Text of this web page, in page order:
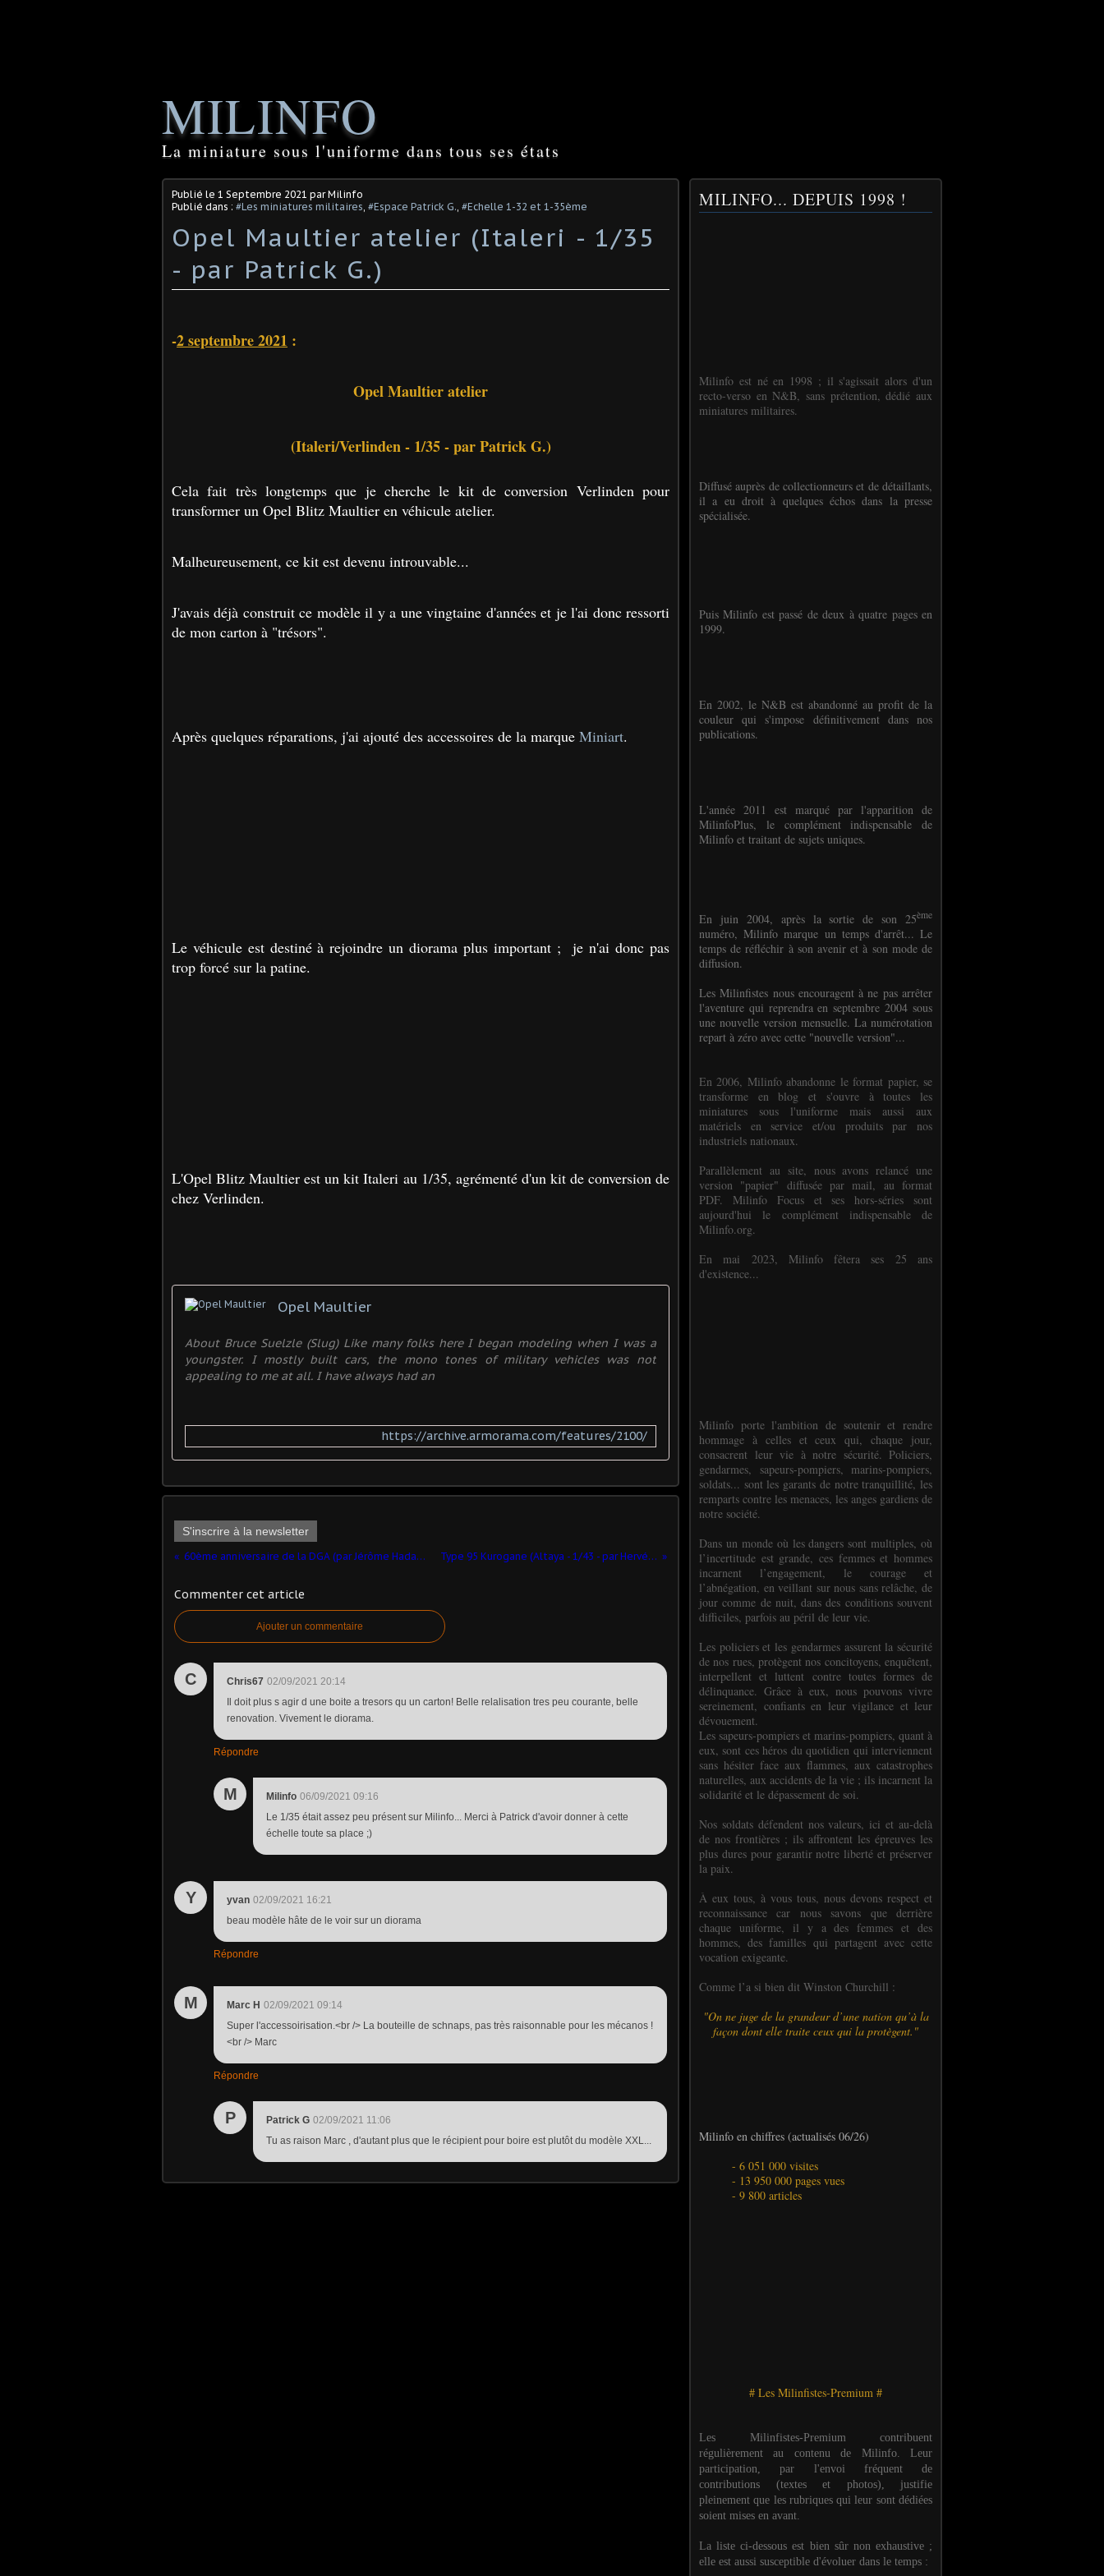
MILINFO
La miniature sous l'uniforme dans tous ses états
Publié le 1 Septembre 2021 par Milinfo
Publié dans : #Les miniatures militaires, #Espace Patrick G., #Echelle 1-32 et 1-35ème
Opel Maultier atelier (Italeri - 1/35
- par Patrick G.) ​
-2 septembre 2021 :
Opel Maultier atelier
(Italeri/Verlinden - 1/35 - par Patrick G.)
Cela fait très longtemps que je cherche le kit de conversion Verlinden pour
transformer un Opel Blitz Maultier en véhicule atelier.
Malheureusement, ce kit est devenu introuvable...
J'avais déjà construit ce modèle il y a une vingtaine d'années et je l'ai donc ressorti
de mon carton à "trésors".
Après quelques réparations, j'ai ajouté des accessoires de la marque Miniart.
Le véhicule est destiné à rejoindre un diorama plus important ; je n'ai donc pas
trop forcé sur la patine.
L'Opel Blitz Maultier est un kit Italeri au 1/35, agrémenté d'un kit de conversion de
chez Verlinden.
Opel Maultier
About Bruce Suelzle (Slug) Like many folks here I began modeling when I was a
youngster. I mostly built cars, the mono tones of military vehicles was not
appealing to me at all. I have always had an
https://archive.armorama.com/features/2100/
S'inscrire à la newsletter
60ème anniversaire de la DGA (par Jérôme Hadacek) ​ Type 95 Kurogane (Altaya - 1/43 - par Hervé C.) ​
Commenter cet article
Ajouter un commentaire
C Chris67 02/09/2021 20:14
Il doit plus s agir d une boite a tresors qu un carton! Belle relalisation tres peu courante, belle
renovation. Vivement le diorama.
Répondre
M Milinfo 06/09/2021 09:16
Le 1/35 était assez peu présent sur Milinfo... Merci à Patrick d'avoir donner à cette
échelle toute sa place ;)
Y yvan 02/09/2021 16:21
beau modèle hâte de le voir sur un diorama
Répondre
M Marc H 02/09/2021 09:14
Super l'accessoirisation.<br /> La bouteille de schnaps, pas très raisonnable pour les mécanos !
<br /> Marc
Répondre
P Patrick G 02/09/2021 11:06
Tu as raison Marc , d'autant plus que le récipient pour boire est plutôt du modèle XXL...
MILINFO... DEPUIS 1998 !
Milinfo est né en 1998 ; il s'agissait alors d'un
recto-verso en N&B, sans prétention, dédié aux
miniatures militaires.
Diffusé auprès de collectionneurs et de détaillants,
il a eu droit à quelques échos dans la presse
spécialisée.
Puis Milinfo est passé de deux à quatre pages en
1999.
En 2002, le N&B est abandonné au profit de la
couleur qui s'impose définitivement dans nos
publications.
L'année 2011 est marqué par l'apparition de
MilinfoPlus, le complément indispensable de
Milinfo et traitant de sujets uniques.
En juin 2004, après la sortie de son 25ème
numéro, Milinfo marque un temps d'arrêt... Le
temps de réfléchir à son avenir et à son mode de
diffusion.
Les Milinfistes nous encouragent à ne pas arrêter
l'aventure qui reprendra en septembre 2004 sous
une nouvelle version mensuelle. La numérotation
repart à zéro avec cette "nouvelle version"...
En 2006, Milinfo abandonne le format papier, se
transforme en blog et s'ouvre à toutes les
miniatures sous l'uniforme mais aussi aux
matériels en service et/ou produits par nos
industriels nationaux.
Parallèlement au site, nous avons relancé une
version "papier" diffusée par mail, au format
PDF. Milinfo Focus et ses hors-séries sont
aujourd'hui le complément indispensable de
Milinfo.org.
En mai 2023, Milinfo fêtera ses 25 ans
d'existence...
Milinfo porte l'ambition de soutenir et rendre
hommage à celles et ceux qui, chaque jour,
consacrent leur vie à notre sécurité. Policiers,
gendarmes, sapeurs-pompiers, marins-pompiers,
soldats... sont les garants de notre tranquillité, les
remparts contre les menaces, les anges gardiens de
notre société.
Dans un monde où les dangers sont multiples, où
l’incertitude est grande, ces femmes et hommes
incarnent l’engagement, le courage et
l’abnégation, en veillant sur nous sans relâche, de
jour comme de nuit, dans des conditions souvent
difficiles, parfois au péril de leur vie.
Les policiers et les gendarmes assurent la sécurité
de nos rues, protègent nos concitoyens, enquêtent,
interpellent et luttent contre toutes formes de
délinquance. Grâce à eux, nous pouvons vivre
sereinement, confiants en leur vigilance et leur
dévouement.
Les sapeurs-pompiers et marins-pompiers, quant à
eux, sont ces héros du quotidien qui interviennent
sans hésiter face aux flammes, aux catastrophes
naturelles, aux accidents de la vie ; ils incarnent la
solidarité et le dépassement de soi.
Nos soldats défendent nos valeurs, ici et au-delà
de nos frontières ; ils affrontent les épreuves les
plus dures pour garantir notre liberté et préserver
la paix.
À eux tous, à vous tous, nous devons respect et
reconnaissance car nous savons que derrière
chaque uniforme, il y a des femmes et des
hommes, des familles qui partagent avec cette
vocation exigeante.
Comme l’a si bien dit Winston Churchill :
"On ne juge de la grandeur d’une nation qu’à la
façon dont elle traite ceux qui la protègent."
Milinfo en chiffres (actualisés 06/26)
- 6 051 000 visites
- 13 950 000 pages vues
- 9 800 articles
# Les Milinfistes-Premium #
Les Milinfistes-Premium contribuent
régulièrement au contenu de Milinfo. Leur
participation, par l'envoi fréquent de
contributions (textes et photos), justifie
pleinement que les rubriques qui leur sont dédiées
soient mises en avant.
La liste ci-dessous est bien sûr non exhaustive ;
elle est aussi susceptible d'évoluer dans le temps :